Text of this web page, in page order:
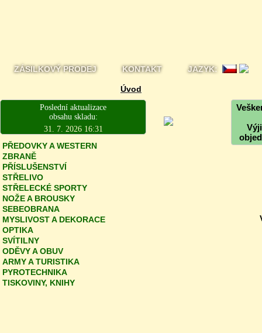
ZÁSILKOVÝ PRODEJ KONTAKT JAZYK:
Úvod
Poslední aktualizace
obsahu skladu:
31. 7. 2026 16:31
PŘEDOVKY A WESTERN
ZBRANĚ
PŘÍSLUŠENSTVÍ
STŘELIVO
STŘELECKÉ SPORTY
NOŽE A BROUSKY
SEBEOBRANA
MYSLIVOST A DEKORACE
OPTIKA
SVÍTILNY
ODĚVY A OBUV
ARMY A TURISTIKA
PYROTECHNIKA
TISKOVINY, KNIHY